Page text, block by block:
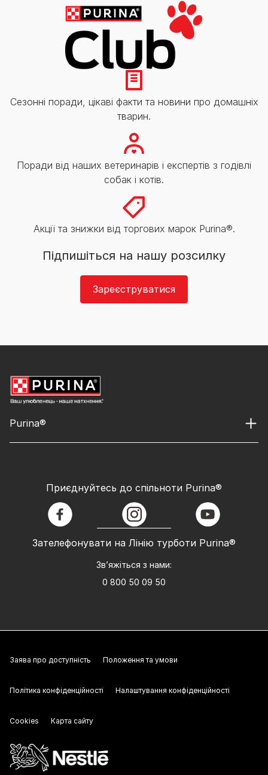
Сезонні поради, цікаві факти та новини про домашніх
тварин.
Поради від наших ветеринарів і експертів з годівлі
собак і котів.
Акції та знижки від торгових марок Purina®.
Підпишіться на нашу розсилку
Зареєструватися
Purina®
Зателефонувати на Лінію турботи Purina®
Зв’яжіться з нами:
0 800 50 09 50
Приєднуйтесь до спільноти Purina®
facebook instagram youtube
Заява про доступність Положення та умови
Політика конфіденційності Налаштування конфіденційності
Cookies Карта сайту